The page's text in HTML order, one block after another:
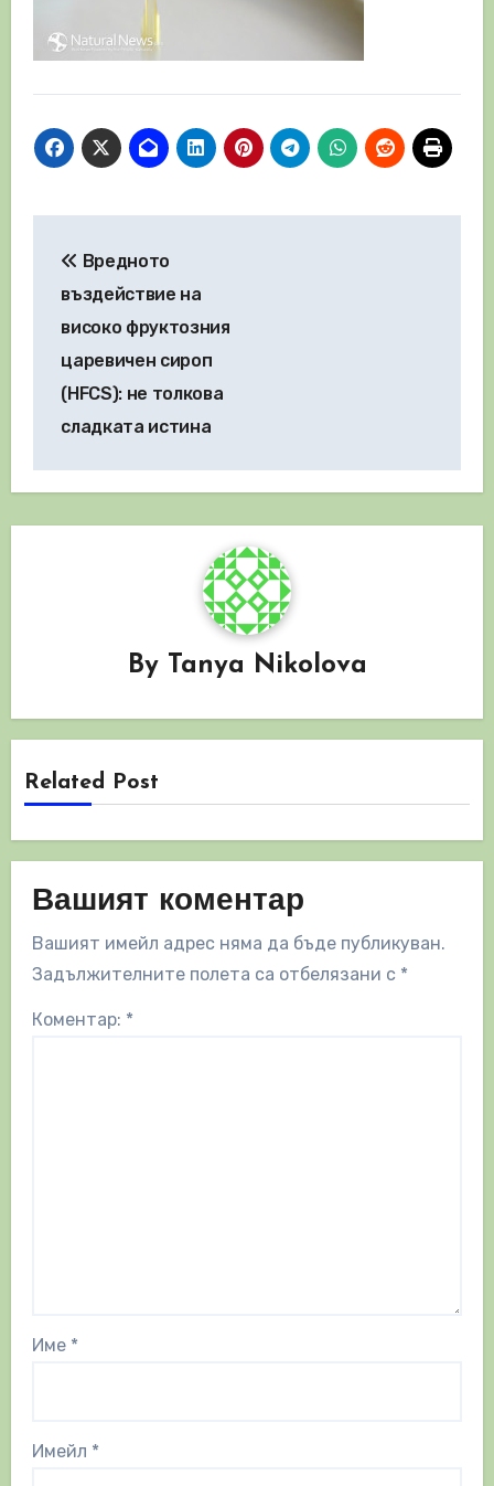
Вредното
въздействие на
високо фруктозния
царевичен сироп
(HFCS): не толкова
сладката истина
By Tanya Nikolova
Related Post
Вашият коментар
Вашият имейл адрес няма да бъде публикуван.
Задължителните полета са отбелязани с *
Коментар: *
Име *
Имейл *